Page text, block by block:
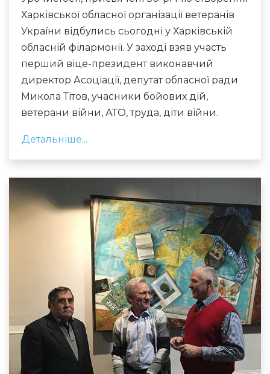
Харківської обласної організації ветеранів
України відбулись сьогодні у Харківській
обласній філармонії. У заході взяв участь
перший віце-президент виконавчий
директор Асоціації, депутат обласної ради
Микола Тітов, учасники бойових дій,
ветерани війни, АТО, труда, діти війни.
Детальніше...